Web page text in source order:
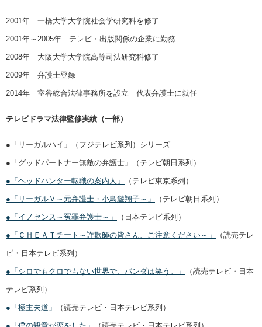
2001年 一橋大学大学院社会学研究科を修了
2001年～2005年 テレビ・出版関係の企業に勤務
2008年 大阪大学大学院高等司法研究科修了
2009年 弁護士登録
2014年 室谷総合法律事務所を設立 代表弁護士に就任
テレビドラマ法律監修実績（一部）
●「リーガルハイ」（フジテレビ系列）シリーズ
●「グッドパートナー無敵の弁護士」（テレビ朝日系列）
●「ヘッドハンター転職の案内人」 （テレビ東京系列）
●「リーガルＶ～元弁護士・小鳥遊翔子～」 （テレビ朝日系列）
●「イノセンス～冤罪弁護士～」 （日本テレビ系列）
●「ＣＨＥＡＴチート～詐欺師の皆さん、ご注意ください～」 （読売テレ
ビ・日本テレビ系列）
●「シロでもクロでもない世界で、パンダは笑う。」 （読売テレビ・日本
テレビ系列）
●「極主夫道」 （読売テレビ・日本テレビ系列）